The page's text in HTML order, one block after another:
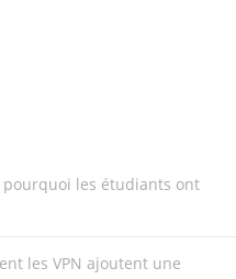
les étudiants ont
les VPN ajoutent une